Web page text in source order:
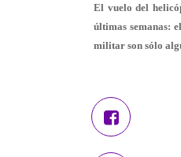
El vuelo del
últimas semanas:
militar son sólo